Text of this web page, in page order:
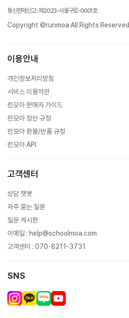
통신판매신고:제2023-서울구로-0001호
Copyright ©runmoa All Rights Reserved
이용안내
개인정보처리방침
서비스 이용약관
런모아 판매자 가이드
런모아 정산 규정
런모아 환불/반품 규정
런모아 API
고객센터
상담 챗봇
자주 묻는 질문
질문 게시판
이메일 : help@schoolmoa.com
고객센터 : 070-8211-3731
SNS